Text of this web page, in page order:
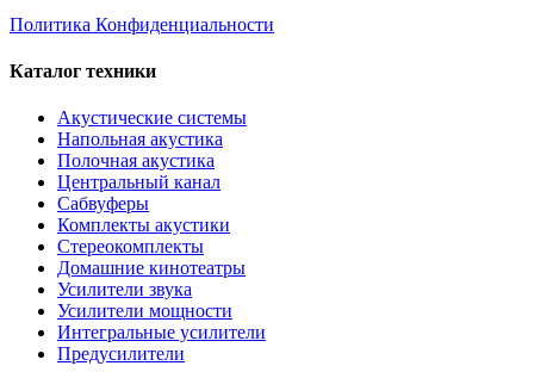
Политика Конфиденциальности
Каталог техники
Акустические системы
Напольная акустика
Полочная акустика
Центральный канал
Сабвуферы
Комплекты акустики
Стереокомплекты
Домашние кинотеатры
Усилители звука
Усилители мощности
Интегральные усилители
Предусилители